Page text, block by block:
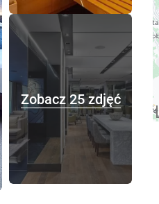
Zobacz 25 zdjęć